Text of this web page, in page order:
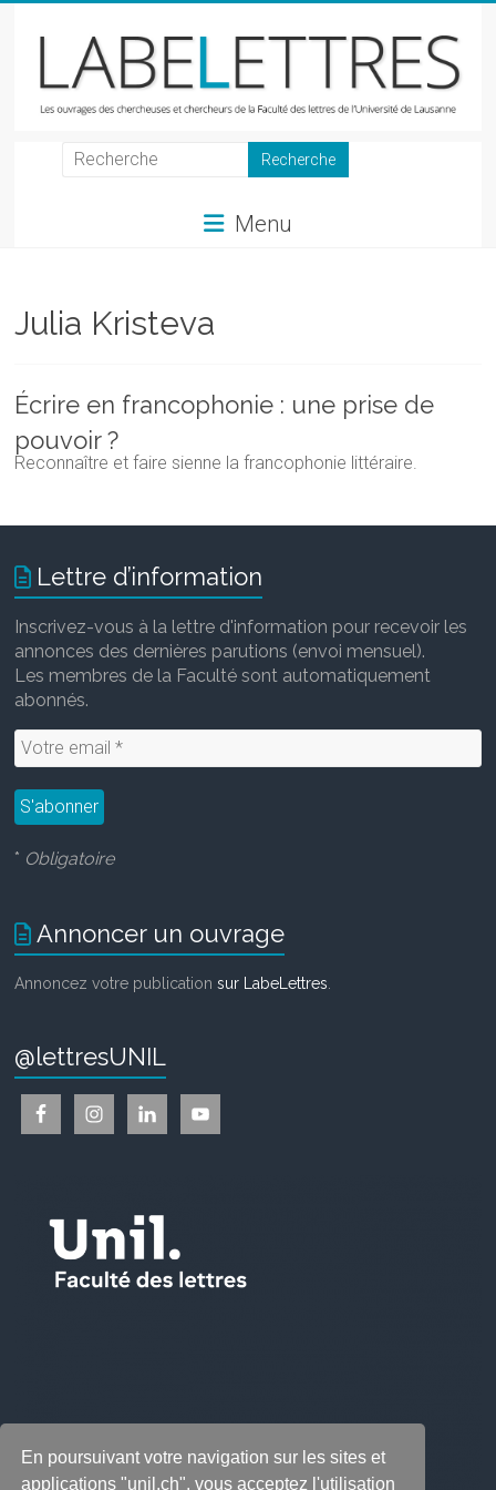
En poursuivant votre navigation sur les sites et
applications "unil.ch", vous acceptez l'utilisation
LabeLettres
et
chercheurs
la
Faculté
des
lettres
Menu
Julia Kristeva
Écrire en francophonie : une prise de
pouvoir ?
Reconnaître et faire sienne la francophonie littéraire.
Lettre d’information
Inscrivez-vous à la lettre d'information pour recevoir les
annonces des dernières parutions (envoi mensuel).
Les membres de la Faculté sont automatiquement
abonnés.
* Obligatoire
Annoncer un ouvrage
Annoncez votre publicationsur LabeLettres
@lettresUNIL